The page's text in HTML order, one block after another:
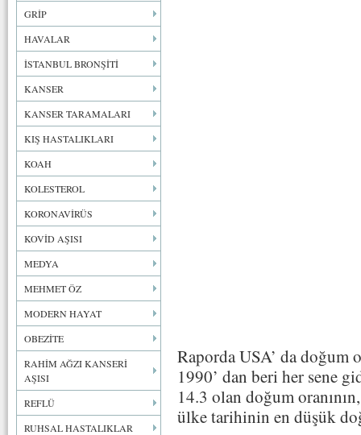
GRİP
HAVALAR
İSTANBUL BRONŞİTİ
KANSER
KANSER TARAMALARI
KIŞ HASTALIKLARI
KOAH
KOLESTEROL
KORONAVİRÜS
KOVİD AŞISI
MEDYA
MEHMET ÖZ
MODERN HAYAT
OBEZİTE
RAHİM AĞZI KANSERİ
AŞISI
REFLÜ
RUHSAL HASTALIKLAR
Raporda USA’ da doğum
1990’ dan beri her sene
14.3 olan doğum
ülke tarihinin en düşük